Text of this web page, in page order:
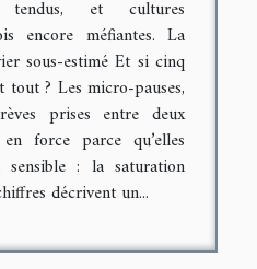
tendus, et cultures
encore méfiantes. La
sous-estimé Et si cinq
tout ? Les micro-pauses,
prises entre deux
force parce qu’elles
: la saturation
décrivent un...